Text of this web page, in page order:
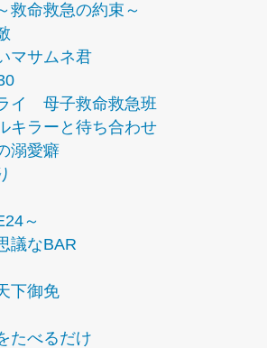
救命救急の約束～
マサムネ君
イ 母子救命救急班
キラーと待ち合わせ
溺愛癖
～
議なBAR
下御免
たべるだけ